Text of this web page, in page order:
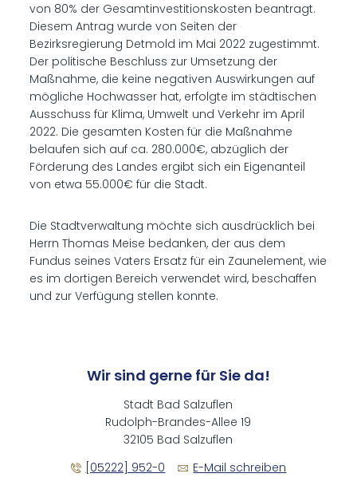
von 80% der Gesamtinvestitionskosten beantragt.
Diesem Antrag wurde von Seiten der
Bezirksregierung Detmold im Mai 2022 zugestimmt.
Der politische Beschluss zur Umsetzung der
Maßnahme, die keine negativen Auswirkungen auf
mögliche Hochwasser hat, erfolgte im städtischen
Ausschuss für Klima, Umwelt und Verkehr im April
2022. Die gesamten Kosten für die Maßnahme
belaufen sich auf ca. 280.000€, abzüglich der
Förderung des Landes ergibt sich ein Eigenanteil
von etwa 55.000€ für die Stadt.
Die Stadtverwaltung möchte sich ausdrücklich bei
Herrn Thomas Meise bedanken, der aus dem
Fundus seines Vaters Ersatz für ein Zaunelement, wie
es im dortigen Bereich verwendet wird, beschaffen
und zur Verfügung stellen konnte.
Wir sind gerne für Sie da!
Stadt Bad Salzuflen
Rudolph-Brandes-Allee 19
32105 Bad Salzuflen
[05222] 952-0
E-Mail schreiben